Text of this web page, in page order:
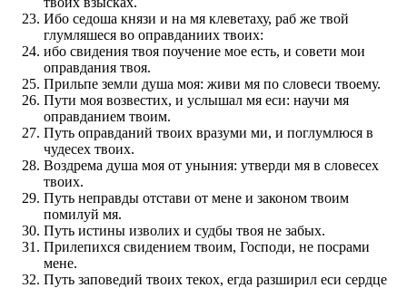
Ибо седоша князи и на мя клеветаху, раб же твой
глумляшеся во оправданиих твоих:
ибо свидения твоя поучение мое есть, и совети мои
оправдания твоя.
Прильпе земли душа моя: живи мя по словеси твоему.
Пути моя возвестих, и услышал мя еси: научи мя
оправданием твоим.
Путь оправданий твоих вразуми ми, и поглумлюся в
чудесех твоих.
Воздрема душа моя от уныния: утверди мя в словесех
твоих.
Путь неправды отстави от мене и законом твоим
помилуй мя.
Путь истины изволих и судбы твоя не забых.
Прилепихся свидением твоим, Господи, не посрами
мене.
Путь заповедий твоих текох, егда разширил еси сердце